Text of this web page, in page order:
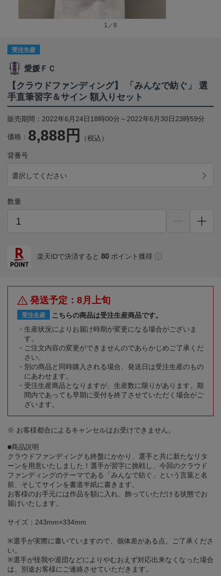
1／8
受注生産
愛媛ＦＣ
【クラウドファンディング】 「みんなで紡ぐ」 選
手直筆習字＆サイン 額入りセット
販売期間：2022年6月24日18時00分～2022年6月30日23時59分
価格： 8,888円 （税込）
背番号
選択してください
数量
楽天IDで決済すると 80 ポイント獲得
発送予定：8月上旬
受注生産
こちらの商品は受注生産商品です。
生産状況によりお届け時期が変更になる場合がございま
す。
ご注文内容の変更ができませんのであらかじめご了承くだ
さい。
別の商品と同時購入される場合、発送日は受注生産のもの
にあわせます。
受注生産商品となりますが、生産数に限りがあります。期
間内であっても早期に受付を終了させていただく場合がご
ざいます。
※ お客様都合によるキャンセルはお受けできません。
■商品説明
クラウドファンディングも終盤にかかり、選手と共に新たなリタ
ーンを用意いたしました！選手が習字に挑戦し、今回のクラウド
ファンディングのテーマである「みんなで紡ぐ」という言葉と名
前、そしてサインを書道半紙に書きます。
お客様のお手元には作品を額に入れ、飾っていただける状態でお
届けいたします。
サイズ：243mm×334mm
※選手が実際に書いていますので、個体差がある点、ご了承くださ
い。
※選手が怪我や退団などによりやむおえず対応出来なくなった場合
は、別途お客様にご連絡させていただきます。